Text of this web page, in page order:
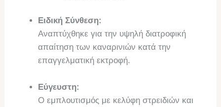
Ειδική Σύνθεση:
Αναπτύχθηκε για την υψηλή διατροφική
απαίτηση των καναρινιών κατά την
επαγγελματική εκτροφή.
Εύγευστη:
Ο εμπλουτισμός με κελύφη στρειδιών και